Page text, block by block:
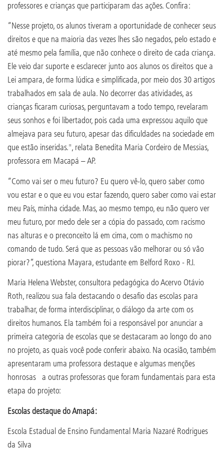
professores e crianças que participaram das ações. Confira:
“Nesse projeto, os alunos tiveram a oportunidade de conhecer seus
direitos e que na maioria das vezes lhes são negados, pelo estado e
até mesmo pela família, que não conhece o direito de cada criança.
Ele veio dar suporte e esclarecer junto aos alunos os direitos que a
Lei ampara, de forma lúdica e simplificada, por meio dos 30 artigos
trabalhados em sala de aula. No decorrer das atividades, as
crianças ficaram curiosas, perguntavam a todo tempo, revelaram
seus sonhos e foi libertador, pois cada uma expressou aquilo que
almejava para seu futuro, apesar das dificuldades na sociedade em
que estão inseridas.", relata Benedita Maria Cordeiro de Messias,
professora em Macapá – AP.
“Como vai ser o meu futuro? Eu quero vê-lo, quero saber como
vou estar e o que eu vou estar fazendo, quero saber como vai estar
meu País, minha cidade. Mas, ao mesmo tempo, eu não quero ver
meu futuro, por medo dele ser a cópia do passado, com racismo
nas alturas e o preconceito lá em cima, com o machismo no
comando de tudo. Será que as pessoas vão melhorar ou só vão
piorar?”, questiona Mayara, estudante em Belford Roxo - RJ.
Maria Helena Webster, consultora pedagógica do Acervo Otávio
Roth, realizou sua fala destacando o desafio das escolas para
trabalhar, de forma interdisciplinar, o diálogo da arte com os
direitos humanos. Ela também foi a responsável por anunciar a
primeira categoria de escolas que se destacaram ao longo do ano
no projeto, as quais você pode conferir abaixo. Na ocasião, também
apresentaram uma professora destaque e algumas menções
honrosas a outras professoras que foram fundamentais para esta
etapa do projeto:
Escolas destaque do Amapá:
Escola Estadual de Ensino Fundamental Maria Nazaré Rodrigues
da Silva